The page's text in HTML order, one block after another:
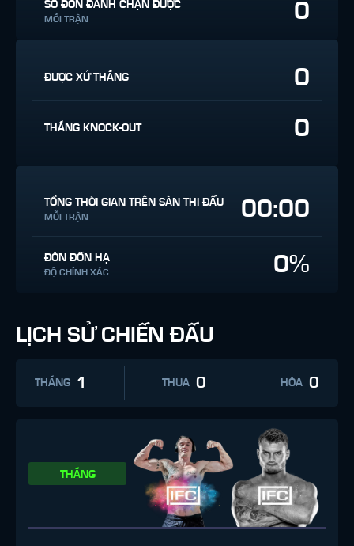
SỐ ĐÒN ĐÁNH CHẶN ĐƯỢC
MỖI TRẬN 0
ĐƯỢC XỬ THẮNG 0
THẮNG KNOCK-OUT 0
TỔNG THỜI GIAN TRÊN SÀN THI ĐẤU
MỖI TRẬN 00:00
ĐÒN ĐỐN HẠ
ĐỘ CHÍNH XÁC 0%
LỊCH SỬ CHIẾN ĐẤU
THẮNG 1 THUA 0 HÒA 0
THẮNG